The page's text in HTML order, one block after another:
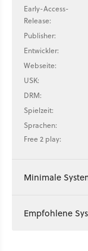
Early-Access-
Release:
Publisher:
Entwickler:
Webseite:
USK:
DRM:
Spielzeit:
Sprachen:
Free 2 play:
Minimale
Empfohlene